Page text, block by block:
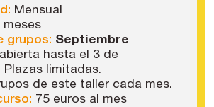
Mensual
meses
grupos: Septiembre
hasta el 3 de
Plazas limitadas.
de este taller cada mes.
75 euros al mes